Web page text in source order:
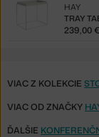
TRAY
HAY
239,00
VIAC Z KOLEKCIE
VIAC OD ZNAČKY
ĎALŠIE